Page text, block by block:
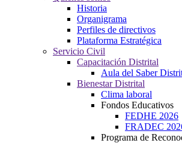
Historia
Organigrama
Perfiles de directivos
Plataforma Estratégica
Servicio Civil
Capacitación Distrital
Aula del Saber
Bienestar Distrital
Clima laboral
Fondos Educativos
FEDHE 2026
FRADEC
Programa de